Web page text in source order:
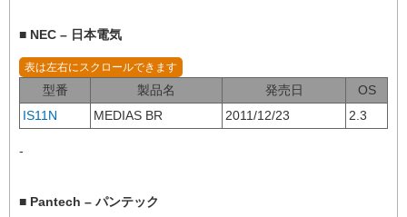
■ NEC – 日本電気
型番 製品名 発売日 OS
IS11N
MEDIAS BR 2011/12/23 2.3
-
■ Pantech – パンテック